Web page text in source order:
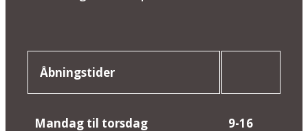
Åbningstider
Mandag til torsdag 9-16